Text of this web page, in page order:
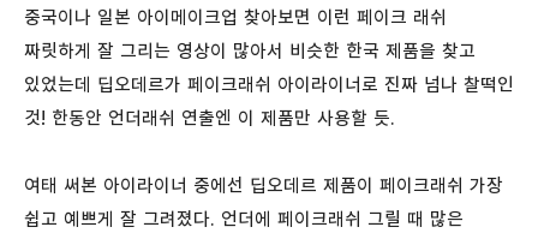
중국이나 일본 아이메이크업 찾아보면 이런 페이크 래쉬
짜릿하게 잘 그리는 영상이 많아서 비슷한 한국 제품을 찾고
있었는데 딥오데르가 페이크래쉬 아이라이너로 진짜 넘나 찰떡인
것! 한동안 언더래쉬 연출엔 이 제품만 사용할 듯.
여태 써본 아이라이너 중에선 딥오데르 제품이 페이크래쉬 가장
쉽고 예쁘게 잘 그려졌다. 언더에 페이크래쉬 그릴 때 많은